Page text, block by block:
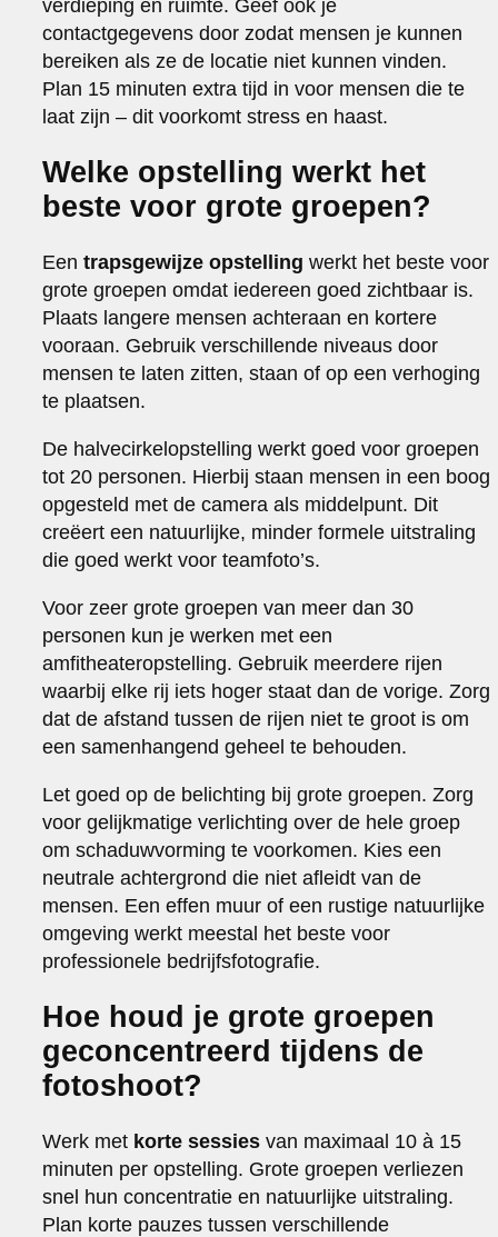
verdieping en ruimte. Geef ook je
contactgegevens door zodat mensen je kunnen
bereiken als ze de locatie niet kunnen vinden.
Plan 15 minuten extra tijd in voor mensen die te
laat zijn – dit voorkomt stress en haast.
Welke opstelling werkt het
beste voor grote groepen?
Eentrapsgewijze opstelling werkt het beste voor
grote groepen omdat iedereen goed zichtbaar is.
Plaats langere mensen achteraan en kortere
vooraan. Gebruik verschillende niveaus door
mensen te laten zitten, staan of op een verhoging
te plaatsen.
De halvecirkelopstelling werkt goed voor groepen
tot 20 personen. Hierbij staan mensen in een boog
opgesteld met de camera als middelpunt. Dit
creëert een natuurlijke, minder formele uitstraling
die goed werkt voor teamfoto’s.
Voor zeer grote groepen van meer dan 30
personen kun je werken met een
amfitheateropstelling. Gebruik meerdere rijen
waarbij elke rij iets hoger staat dan de vorige. Zorg
dat de afstand tussen de rijen niet te groot is om
een samenhangend geheel te behouden.
Let goed op de belichting bij grote groepen. Zorg
voor gelijkmatige verlichting over de hele groep
om schaduwvorming te voorkomen. Kies een
neutrale achtergrond die niet afleidt van de
mensen. Een effen muur of een rustige natuurlijke
omgeving werkt meestal het beste voor
professionele bedrijfsfotografie.
Hoe houd je grote groepen
geconcentreerd tijdens de
fotoshoot?
Werk met korte sessies van maximaal 10 à 15
minuten per opstelling. Grote groepen verliezen
snel hun concentratie en natuurlijke uitstraling.
Plan korte pauzes tussen verschillende